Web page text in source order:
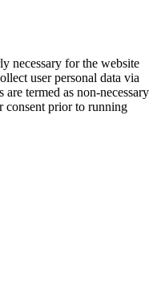
necessary for the website
user personal data via
are termed as non-necessary
consent prior to running